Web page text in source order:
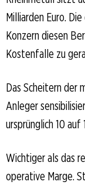
Milliarden Euro.
Konzern diesen
Kostenfalle zu
Das Scheitern der
Anleger
ursprünglich 10
Wichtiger als das
operative Marge.